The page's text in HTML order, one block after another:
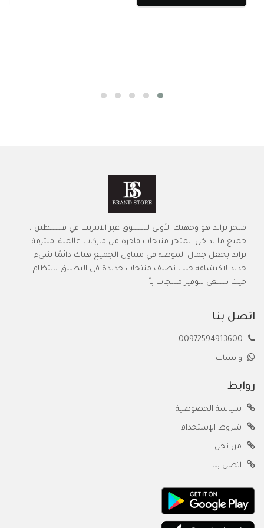
متجر براند هو وجهتك الأولى للتسوق عبر الانترنت في فلسطين ،
جميع ما بداخل المتجر منتجات فاخرة من ماركات عالمية. ملتزمة
براند بجعل جمال الموضة في متناول الجميع هناك دائمًا شيء
جديد لاكتشافه حيث نضيف منتجات جديدة في التطبيق بانتظام.
حيث نسعى لتوفير منتجات بأ
اتصل بنا
واتساب
روابط
سياسة الخصوصية
شروط الإستخدام
من نحن
اتصل بنا